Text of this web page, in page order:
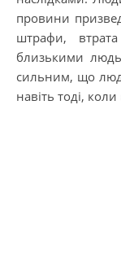
провини
штрафи,
близькими
сильним, що
навіть тоді,